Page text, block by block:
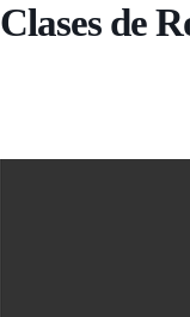
Clases de